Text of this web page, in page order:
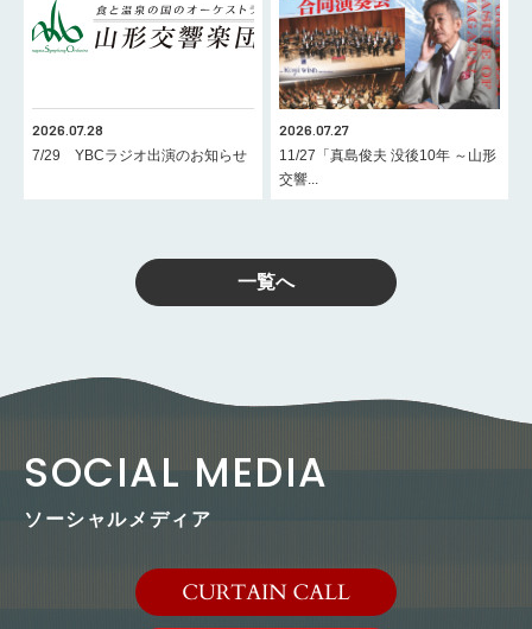
2026.07.28
7/29 YBCラジオ出演のお知らせ
2026.07.27
11/27「真島俊夫 没後10年 ～山形
交響...
一覧へ
SOCIAL MEDIA
ソーシャルメディア